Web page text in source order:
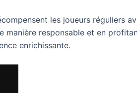
les joueurs réguliers
manière responsable et en
enrichissante.